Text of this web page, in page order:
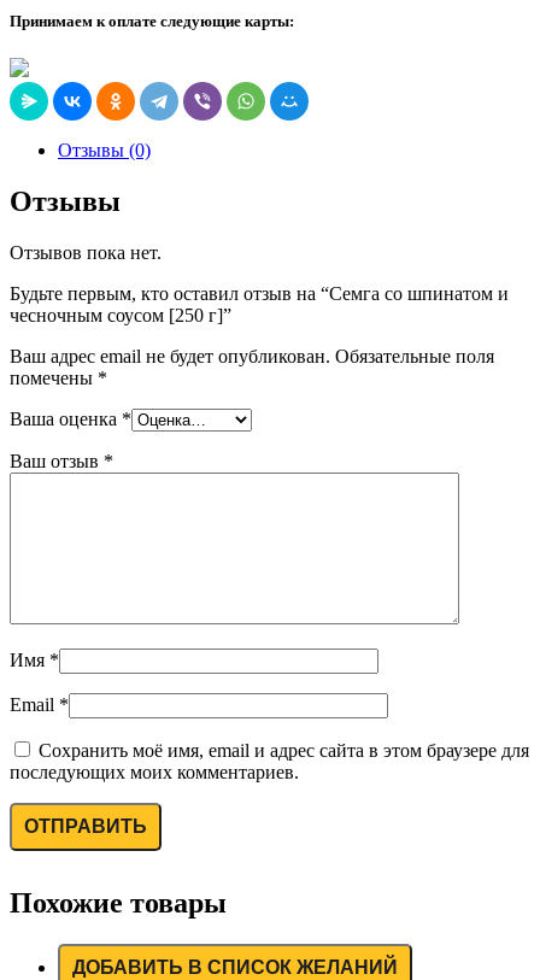
Принимаем к оплате следующие карты:
Отзывы (0)
Отзывы
Отзывов пока нет.
Будьте первым, кто оставил отзыв на “Семга со шпинатом и
чесночным соусом [250 г]”
Ваш адрес email не будет опубликован. Обязательные поля
помечены *
Ваша оценка *
Ваш отзыв *
Имя *
Email *
Сохранить моё имя, email и адрес сайта в этом браузере для
последующих моих комментариев.
Похожие товары
ДОБАВИТЬ В СПИСОК ЖЕЛАНИЙ